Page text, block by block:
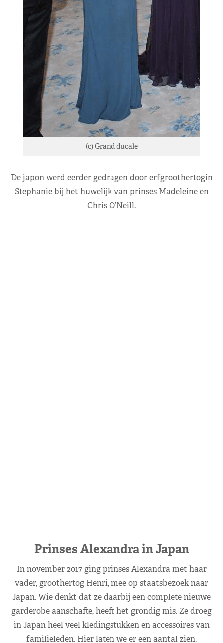
(c) Grand ducale
De japon werd eerder gedragen door erfgroothertogin
Stephanie bij het huwelijk van prinses Madeleine en
Chris O’Neill.
Prinses Alexandra in Japan
In november 2017 ging prinses Alexandra met haar
vader, groothertog Henri, mee op staatsbezoek naar
Japan. Wie denkt dat ze daarbij een complete nieuwe
garderobe aanschafte, heeft het grondig mis. Ze droeg
in Japan heel veel kledingstukken en accessoires van
familieleden. Hier laten we er een aantal zien.